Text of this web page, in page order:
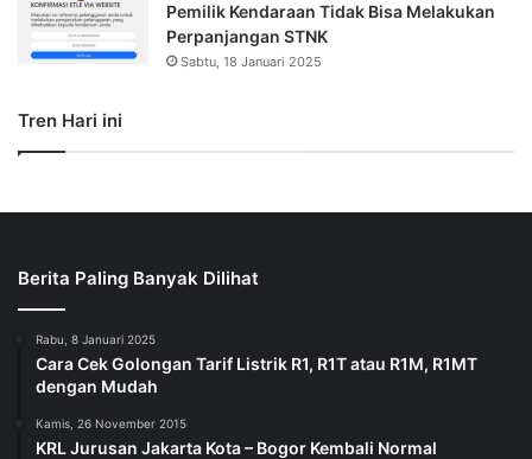
Pemilik Kendaraan Tidak Bisa Melakukan
Perpanjangan STNK
Sabtu, 18 Januari 2025
Tren Hari ini
Berita Paling Banyak Dilihat
Rabu, 8 Januari 2025
Cara Cek Golongan Tarif Listrik R1, R1T atau R1M, R1MT
dengan Mudah
Kamis, 26 November 2015
KRL Jurusan Jakarta Kota – Bogor Kembali Normal